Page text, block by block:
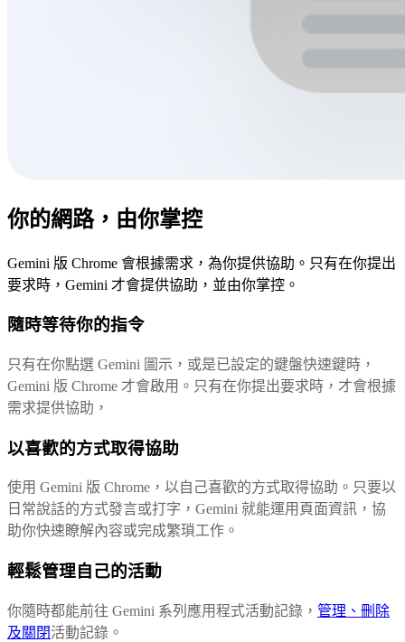
你的網路，由你掌控
Gemini 版 Chrome 會根據需求，為你提供協助。只有在你提出
要求時，Gemini 才會提供協助，並由你掌控。
隨時等待你的指令
只有在你點選 Gemini 圖示，或是已設定的鍵盤快速鍵時，
Gemini 版 Chrome 才會啟用。只有在你提出要求時，才會根據
需求提供協助，
以喜歡的方式取得協助
使用 Gemini 版 Chrome，以自己喜歡的方式取得協助。只要以
日常說話的方式發言或打字，Gemini 就能運用頁面資訊，協
助你快速瞭解內容或完成繁瑣工作。
輕鬆管理自己的活動
你隨時都能前往 Gemini 系列應用程式活動記錄， 管理、刪除
及關閉活動記錄。